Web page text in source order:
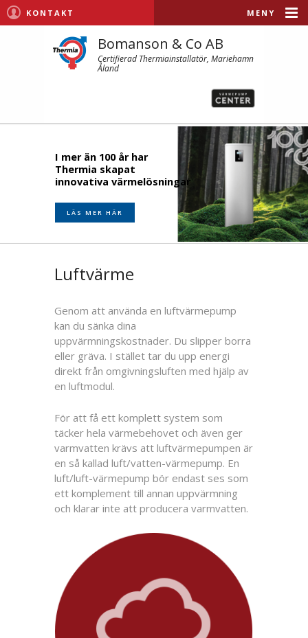
KONTAKT MENY
Bomanson & Co AB
Certifierad Thermiainstallatör, Mariehamn
Åland
I mer än 100 år har
Thermia skapat
innovativa värmelösningar
LÄS MER HÄR
Luftvärme
Genom att använda en luftvärmepump
kan du sänka dina
uppvärmningskostnader. Du slipper borra
eller gräva. I stället tar du upp energi
direkt från omgivningsluften med hjälp av
en luftmodul.
För att få ett komplett system som
täcker hela värmebehovet och även ger
varmvatten krävs att luftvärmepumpen är
en så kallad luft/vatten-värmepump. En
luft/luft-värmepump bör endast ses som
ett komplement till annan uppvärmning
och klarar inte att producera varmvatten.